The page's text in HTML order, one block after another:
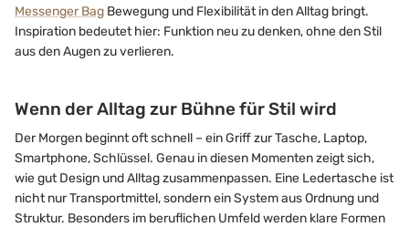
Messenger Bag Bewegung und Flexibilität in den Alltag bringt.
Inspiration bedeutet hier: Funktion neu zu denken, ohne den Stil
aus den Augen zu verlieren.
Wenn der Alltag zur Bühne für Stil wird
Der Morgen beginnt oft schnell – ein Griff zur Tasche, Laptop,
Smartphone, Schlüssel. Genau in diesen Momenten zeigt sich,
wie gut Design und Alltag zusammenpassen. Eine Ledertasche ist
nicht nur Transportmittel, sondern ein System aus Ordnung und
Struktur. Besonders im beruflichen Umfeld werden klare Formen